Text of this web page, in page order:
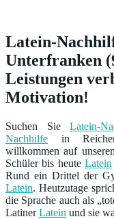
Latein-
Unterfranken
Leistungen
Motivation!
Suchen Sie Latein-
Nachhilfe in
willkommen auf
Schüler bis heute Latein
Rund ein Drittel der
Latein. Heutzutage
die Sprache auch als
LatinerLatein und sie